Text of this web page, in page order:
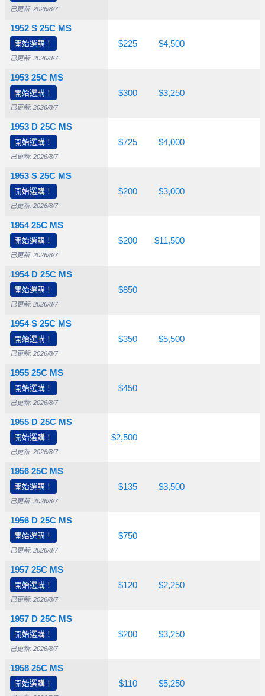
已更新: 2026/8/7
1952 S 25C MS
開始選購！
已更新: 2026/8/7
1953 25C MS
開始選購！
已更新: 2026/8/7
1953 D 25C MS
開始選購！
已更新: 2026/8/7
1953 S 25C MS
開始選購！
已更新: 2026/8/7
1954 25C MS
開始選購！
已更新: 2026/8/7
1954 D 25C MS
開始選購！
已更新: 2026/8/7
1954 S 25C MS
開始選購！
已更新: 2026/8/7
1955 25C MS
開始選購！
已更新: 2026/8/7
1955 D 25C MS
開始選購！
已更新: 2026/8/7
1956 25C MS
開始選購！
已更新: 2026/8/7
1956 D 25C MS
開始選購！
已更新: 2026/8/7
1957 25C MS
開始選購！
已更新: 2026/8/7
1957 D 25C MS
開始選購！
已更新: 2026/8/7
1958 25C MS
開始選購！
$26.50 $225 $4,500
$26.50 $300 $3,250
$26.50 $725 $4,000
$26.50 $200 $3,000
$26.50 $200 $11,500
$26.50 $850
$26.50 $350 $5,500
$26.50 $450
$50.00 $2,500
$26.50 $135 $3,500
$26.50 $750
$26.50 $120 $2,250
$26.50 $200 $3,250
$26.50 $110 $5,250